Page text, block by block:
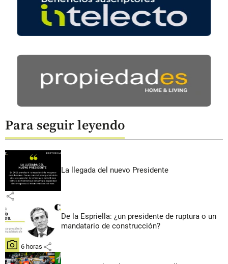
Para seguir leyendo
La llegada del nuevo Presidente
share
De la Espriella: ¿un presidente de ruptura o un
mandatario de construcción?
hace 6 horas share